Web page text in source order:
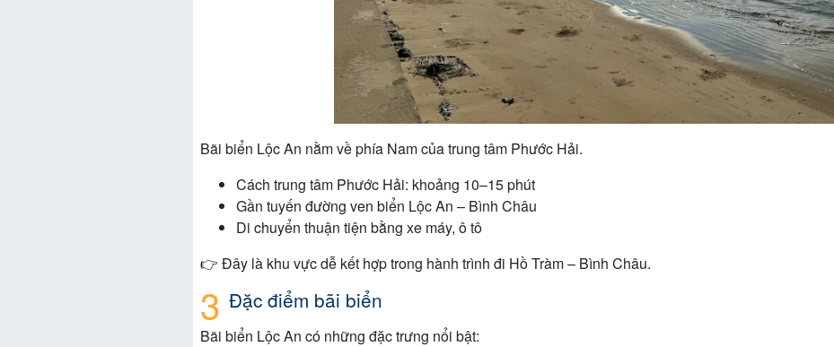
Bãi biển Lộc An nằm về phía Nam của trung tâm Phước Hải.
Cách trung tâm Phước Hải: khoảng 10–15 phút
Gần tuyến đường ven biển Lộc An – Bình Châu
Di chuyển thuận tiện bằng xe máy, ô tô
👉 Đây là khu vực dễ kết hợp trong hành trình đi Hồ Tràm – Bình Châu.
Đặc điểm bãi biển
Bãi biển Lộc An có những đặc trưng nổi bật: